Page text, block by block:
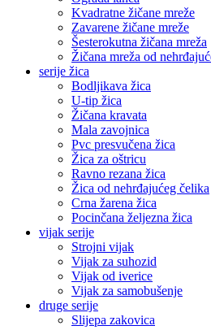
Kvadratne žičane mreže
Zavarene žičane mreže
Šesterokutna žičana mreža
Žičana mreža od
serije žica
Bodljikava žica
U-tip žica
Žičana kravata
Mala zavojnica
Pvc presvučena žica
Žica za oštricu
Ravno rezana žica
Žica od nehrđajućeg čelika
Crna žarena žica
Pocinčana željezna žica
vijak serije
Strojni vijak
Vijak za suhozid
Vijak od iverice
Vijak za samobušenje
druge serije
Slijepa zakovica